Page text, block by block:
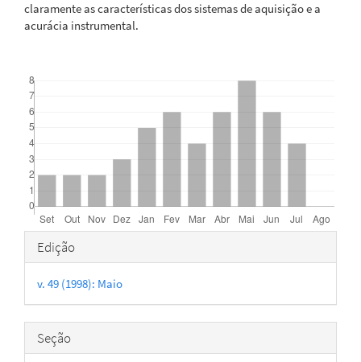
claramente as características dos sistemas de aquisição e a
acurácia instrumental.
Detalhes
do
artigo
Edição
v. 49 (1998): Maio
Seção